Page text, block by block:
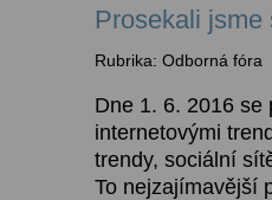
Prosekali
Rubrika: Odborná fóra
Dne 1. 6. 2016 se
internetovými
trendy, sociální
To nejzajímavější